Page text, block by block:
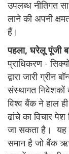
उपलब्ध नीतिगत
लाने की अपनी
हैं।
पहला, घरेलू पूंजी
प्राधिकरण -
द्वारा जारी
संस्थागत निवेशकों
विश्व बैंक ने हाल
ढांचे का विचार
जा सकता है। यह
समान है जो बैंक